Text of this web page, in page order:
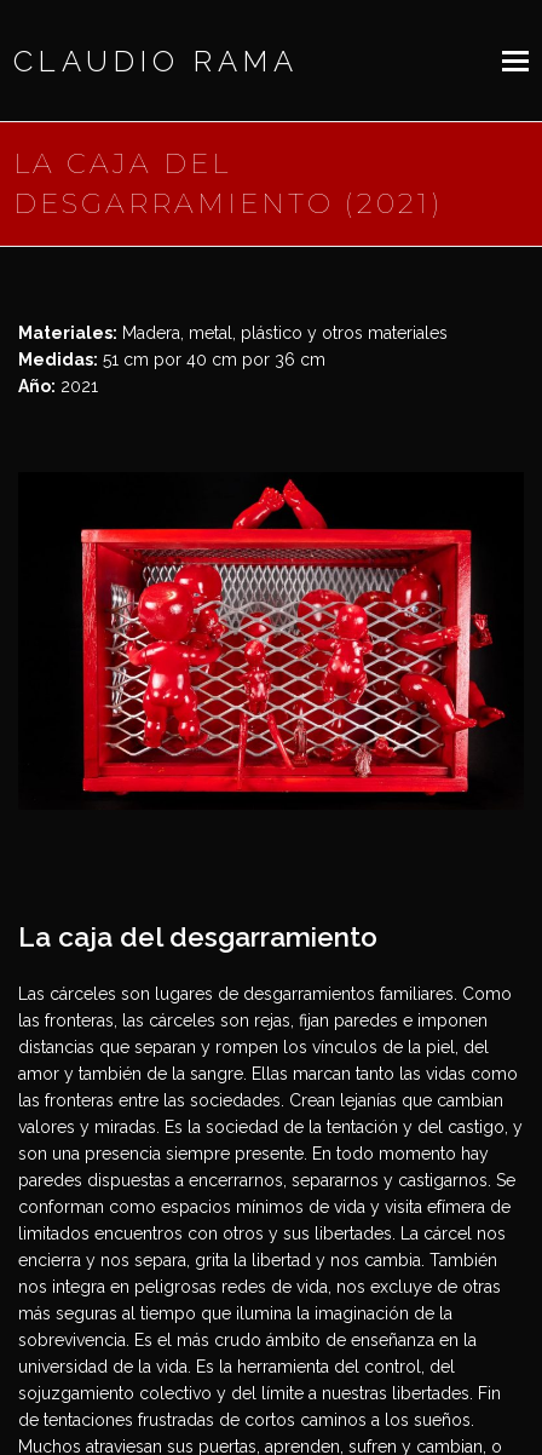
CLAUDIO RAMA
LA CAJA DEL
DESGARRAMIENTO (2021)
Materiales: Madera, metal, plástico y otros materiales
Medidas: 51 cm por 40 cm por 36 cm
Año: 2021
La caja del desgarramiento
Las cárceles son lugares de desgarramientos familiares. Como
las fronteras, las cárceles son rejas, fijan paredes e imponen
distancias que separan y rompen los vínculos de la piel, del
amor y también de la sangre. Ellas marcan tanto las vidas como
las fronteras entre las sociedades. Crean lejanías que cambian
valores y miradas. Es la sociedad de la tentación y del castigo, y
son una presencia siempre presente. En todo momento hay
paredes dispuestas a encerrarnos, separarnos y castigarnos. Se
conforman como espacios mínimos de vida y visita efímera de
limitados encuentros con otros y sus libertades. La cárcel nos
encierra y nos separa, grita la libertad y nos cambia. También
nos integra en peligrosas redes de vida, nos excluye de otras
más seguras al tiempo que ilumina la imaginación de la
sobrevivencia. Es el más crudo ámbito de enseñanza en la
universidad de la vida. Es la herramienta del control, del
sojuzgamiento colectivo y del límite a nuestras libertades. Fin
de tentaciones frustradas de cortos caminos a los sueños.
Muchos atraviesan sus puertas, aprenden, sufren y cambian, o